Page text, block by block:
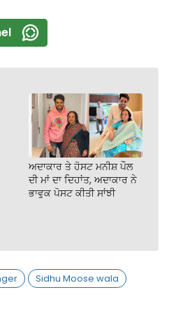
ਅਦਾਕਾਰ ਤੇ ਹੋਸਟ ਮਨੀਸ਼ ਪੌਲ
ਦੀ ਮਾਂ ਦਾ ਦਿਹਾਂਤ, ਅਦਾਕਾਰ ਨੇ
ਭਾਵੁਕ ਪੋਸਟ ਕੀਤੀ ਸਾਂਝੀ
Sidhu Moose wala